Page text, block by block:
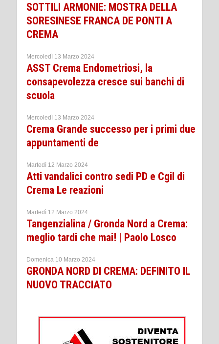
SOTTILI ARMONIE: MOSTRA DELLA
SORESINESE FRANCA DE PONTI A
CREMA
Mercoledì 13 Marzo 2024
ASST Crema Endometriosi, la
consapevolezza cresce sui banchi di
scuola
Mercoledì 13 Marzo 2024
Crema Grande successo per i primi due
appuntamenti de
Martedì 12 Marzo 2024
Atti vandalici contro sedi PD e Cgil di
Crema Le reazioni
Martedì 12 Marzo 2024
Tangenzialina / Gronda Nord a Crema:
meglio tardi che mai! | Paolo Losco
Domenica 10 Marzo 2024
GRONDA NORD DI CREMA: DEFINITO IL
NUOVO TRACCIATO